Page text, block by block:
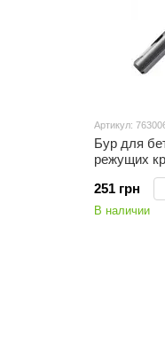
Артикул:
Бур для
режущих
251 грн
В наличии